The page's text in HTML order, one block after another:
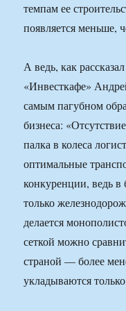
темпам ее
появляется меньше,
А ведь, как
«Инвесткафе»
самым пагубном
бизнеса:
палка в колеса
оптимальные
конкуренции, ведь в
только
делается
сеткой можно
страной — более
укладываются